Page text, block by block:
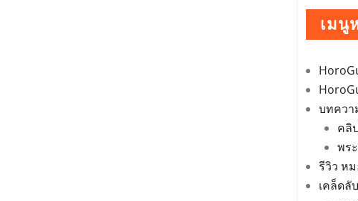
เมนู
บทคว
คลิ
พร
รีวิว ห
เคล็ดลั